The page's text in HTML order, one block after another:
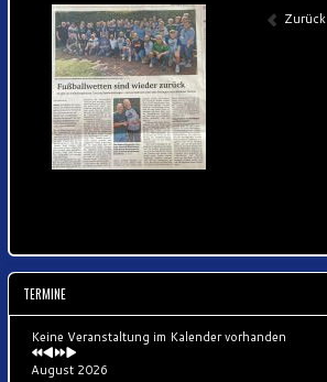
Zurück
TERMINE
Keine Veranstaltung im Kalender vorhanden
August 2026